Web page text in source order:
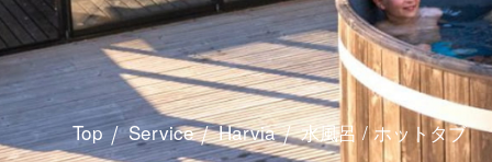
Top Service Harvia 水風呂 / ホットタブ